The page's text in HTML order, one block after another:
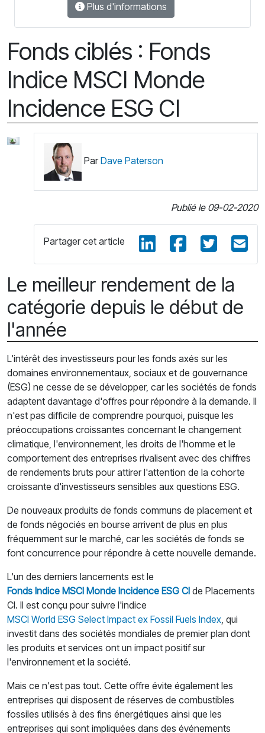
Plus d'informations
Fonds ciblés : Fonds
Indice MSCI Monde
Incidence ESG CI
ParDave Paterson
Publié le 09-02-2020
Partager cet article
Le meilleur rendement de la
catégorie depuis le début de
l'année
L'intérêt des investisseurs pour les fonds axés sur les
domaines environnementaux, sociaux et de gouvernance
(ESG) ne cesse de se développer, car les sociétés de fonds
adaptent davantage d'offres pour répondre à la demande. Il
n'est pas difficile de comprendre pourquoi, puisque les
préoccupations croissantes concernant le changement
climatique, l'environnement, les droits de l'homme et le
comportement des entreprises rivalisent avec des chiffres
de rendements bruts pour attirer l'attention de la cohorte
croissante d'investisseurs sensibles aux questions ESG.
De nouveaux produits de fonds communs de placement et
de fonds négociés en bourse arrivent de plus en plus
fréquemment sur le marché, car les sociétés de fonds se
font concurrence pour répondre à cette nouvelle demande.
L'un des derniers lancements est le
Fonds Indice MSCI Monde Incidence ESG CI de Placements
CI. Il est conçu pour suivre l'indice
MSCI World ESG Select Impact ex Fossil Fuels Index, qui
investit dans des sociétés mondiales de premier plan dont
les produits et services ont un impact positif sur
l'environnement et la société.
Mais ce n'est pas tout. Cette offre évite également les
entreprises qui disposent de réserves de combustibles
fossiles utilisés à des fins énergétiques ainsi que les
entreprises qui sont impliquées dans des événements